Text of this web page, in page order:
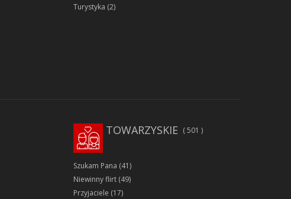
Turystyka (2)
TOWARZYSKIE 501
Szukam Pana (41)
Niewinny flirt(49)
Przyjaciele (17)